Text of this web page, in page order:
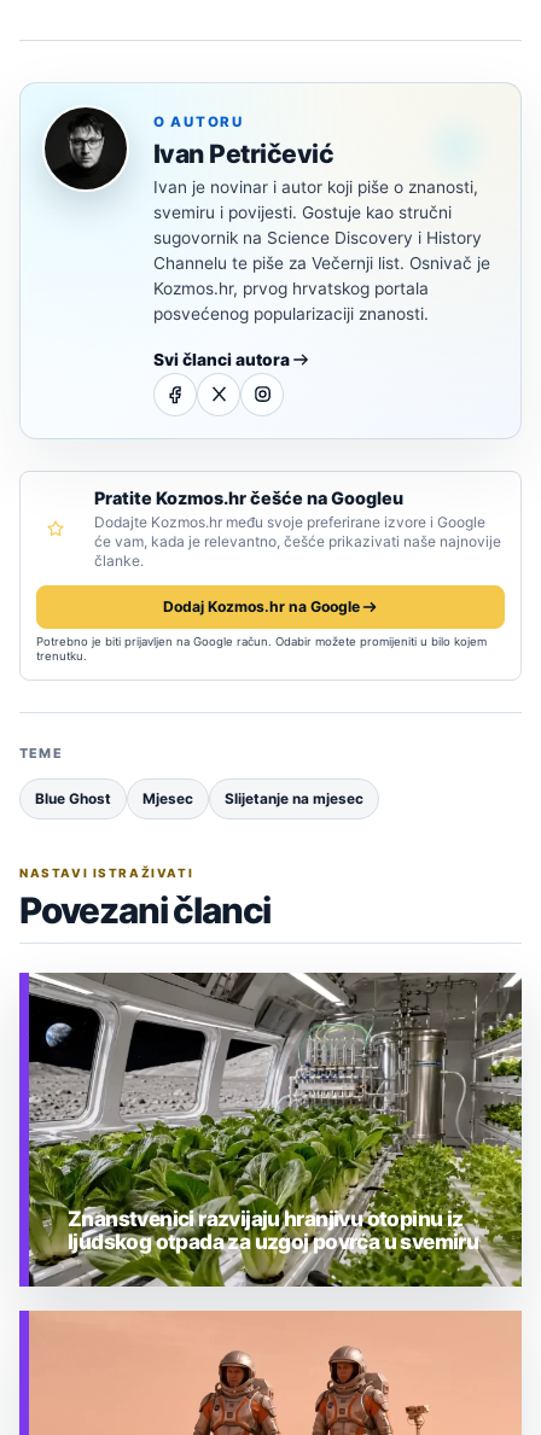
O AUTORU
Ivan Petričević
Ivan je novinar i autor koji piše o znanosti,
svemiru i povijesti. Gostuje kao stručni
sugovornik na Science Discovery i History
Channelu te piše za Večernji list. Osnivač je
Kozmos.hr, prvog hrvatskog portala
posvećenog popularizaciji znanosti.
Svi članci autora
Pratite Kozmos.hr češće na Googleu
Dodajte Kozmos.hr među svoje preferirane izvore i Google
će vam, kada je relevantno, češće prikazivati naše najnovije
članke.
Dodaj Kozmos.hr na Google
Potrebno je biti prijavljen na Google račun. Odabir možete promijeniti u bilo kojem
trenutku.
TEME
Blue Ghost Mjesec Slijetanje na mjesec
NASTAVI ISTRAŽIVATI
Povezani članci
Znanstvenici razvijaju hranjivu otopinu iz
ljudskog otpada za uzgoj povrća u svemiru